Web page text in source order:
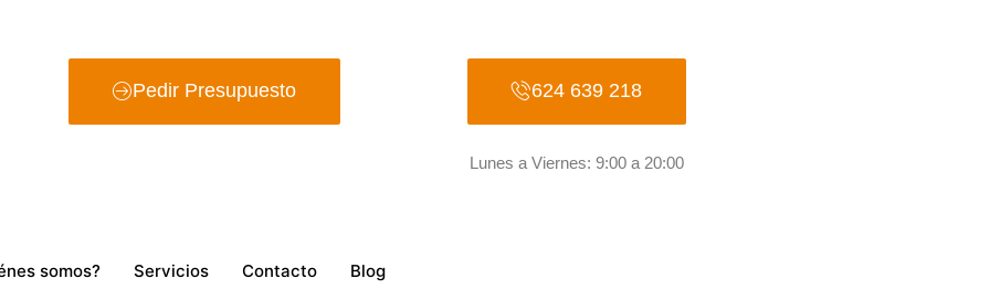
Pedir Presupuesto 624 639 218
Lunes a Viernes: 9:00 a 20:00
somos? Servicios Contacto Blog